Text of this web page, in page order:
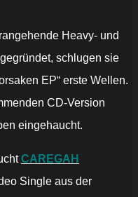
Heavy- und
schlugen sie
EP“ erste Wellen.
CD-Version
eingehaucht.
CAREGAH
Single aus der